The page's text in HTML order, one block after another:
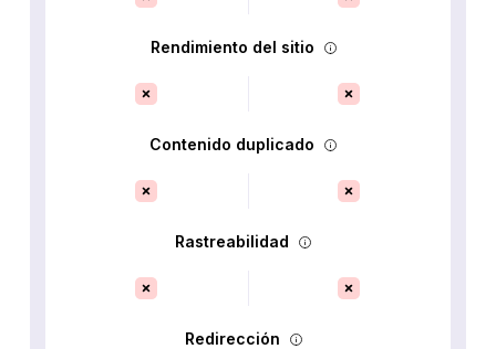
Rendimiento del sitio
Contenido duplicado
Rastreabilidad
Redirección